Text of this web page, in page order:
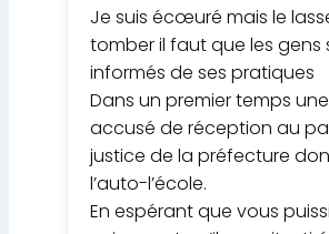
Je suis écœuré mais le
tomber il faut que les gens
informés de ses pratiques
Dans un premier temps
accusé de réception au
justice de la préfecture
l’auto-l’école.
En espérant que vous